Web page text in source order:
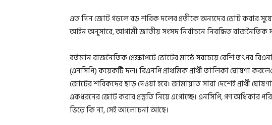
এত দিন জোট গড়লে বড় শরিক দলের প্রতীকে অন্যদের ভোট করার
আইন অনুসারে, আগামী জাতীয় সংসদ নির্বাচনে নিবন্ধিত
বর্তমান রাজনৈতিক প্রেক্ষাপটে ভোটের মাঠে সবচেয়ে বেশি তৎপর
(এনসিপি) কয়েকটি দল। বিএনপি প্রাথমিক প্রার্থী তালিকা ঘোষণা
জোটের শরিকদের ছাড় দেওয়া হবে। জামায়াত সারা দেশেই প্রার্থী
একধরনের জোট করার প্রস্তুতি নিয়ে এগোচ্ছে। এনসিপি, গণ
ভিড়ে কি না, সেই আলোচনা আছে।